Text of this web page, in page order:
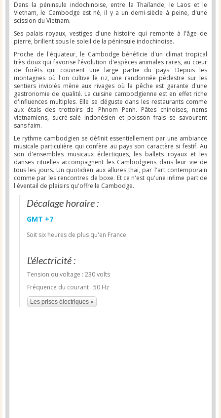
Dans la péninsule indochinoise, entre la Thaïlande, le Laos et le
Vietnam, le Cambodge est né, il y a un demi-siècle à peine, d'une
scission du Vietnam.
Ses palais royaux, vestiges d'une histoire qui remonte à l'âge de
pierre, brillent sous le soleil de la péninsule indochinoise.
Proche de l'équateur, le Cambodge bénéficie d'un climat tropical
très doux qui favorise l'évolution d'espèces animales rares, au cœur
de forêts qui couvrent une large partie du pays. Depuis les
montagnes où l'on cultive le riz, une randonnée pédestre sur les
sentiers inviolés mène aux rivages où la pêche est garante d'une
gastronomie de qualité. La cuisine cambodgienne est en effet riche
d'influences multiples. Elle se déguste dans les restaurants comme
aux étals des trottoirs de Phnom Penh. Pâtes chinoises, nems
vietnamiens, sucré-salé indonésien et poisson frais se savourent
sans faim.
Le rythme cambodgien se définit essentiellement par une ambiance
musicale particulière qui confère au pays son caractère si festif. Au
son d'ensembles musicaux éclectiques, les ballets royaux et les
danses rituelles accompagnent les Cambodgiens dans leur vie de
tous les jours. Un quotidien aux allures thaï, par l'art contemporain
comme par les rencontres de boxe. Et ce n'est qu'une infime part de
l'éventail de plaisirs qu'offre le Cambodge.
Décalage horaire :
GMT +7
Soit six heures de plus qu'en France
L'électricité :
Tension ou voltage : 230 volts
Fréquence du courant : 50 Hz
Les prises électriques »